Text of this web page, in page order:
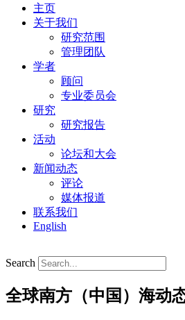
主页
关于我们
研究范围
管理团队
学者
顾问
专业委员会
研究
研究报告
活动
论坛和大会
新闻动态
评论
媒体报道
联系我们
English
Search
全球南方（中国）海动